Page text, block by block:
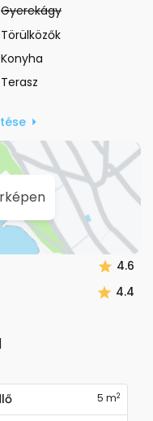
a tengerre
Gyerekágy- Nem elérhető
Törülközők- Törölköző
Konyha
Terasz
4.6
4.4
5 m2